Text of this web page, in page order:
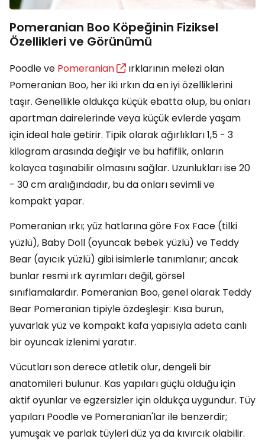
Pomeranian Boo Köpeğinin Fiziksel
Özellikleri ve Görünümü
Poodle ve Pomeranian
ırklarının melezi olan
Pomeranian Boo, her iki ırkın da en iyi özelliklerini
taşır. Genellikle oldukça küçük ebatta olup, bu onları
apartman dairelerinde veya küçük evlerde yaşam
için ideal hale getirir. Tipik olarak ağırlıkları 1,5 - 3
kilogram arasında değişir ve bu hafiflik, onların
kolayca taşınabilir olmasını sağlar. Uzunlukları ise 20
- 30 cm aralığındadır, bu da onları sevimli ve
kompakt yapar.
Pomeranian ırkı; yüz hatlarına göre Fox Face (tilki
yüzlü), Baby Doll (oyuncak bebek yüzlü) ve Teddy
Bear (ayıcık yüzlü) gibi isimlerle tanımlanır; ancak
bunlar resmi ırk ayrımları değil, görsel
sınıflamalardır. Pomeranian Boo, genel olarak Teddy
Bear Pomeranian tipiyle özdeşleşir: Kısa burun,
yuvarlak yüz ve kompakt kafa yapısıyla adeta canlı
bir oyuncak izlenimi yaratır.
Vücutları son derece atletik olur, dengeli bir
anatomileri bulunur. Kas yapıları güçlü olduğu için
aktif oyunlar ve egzersizler için oldukça uygundur. Tüy
yapıları Poodle ve Pomeranian'lar ile benzerdir;
yumuşak ve parlak tüyleri düz ya da kıvırcık olabilir.